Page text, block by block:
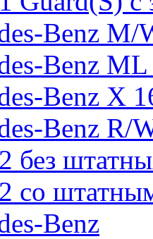
Benz M/
Benz
Benz X
Benz R/
без
со
Benz